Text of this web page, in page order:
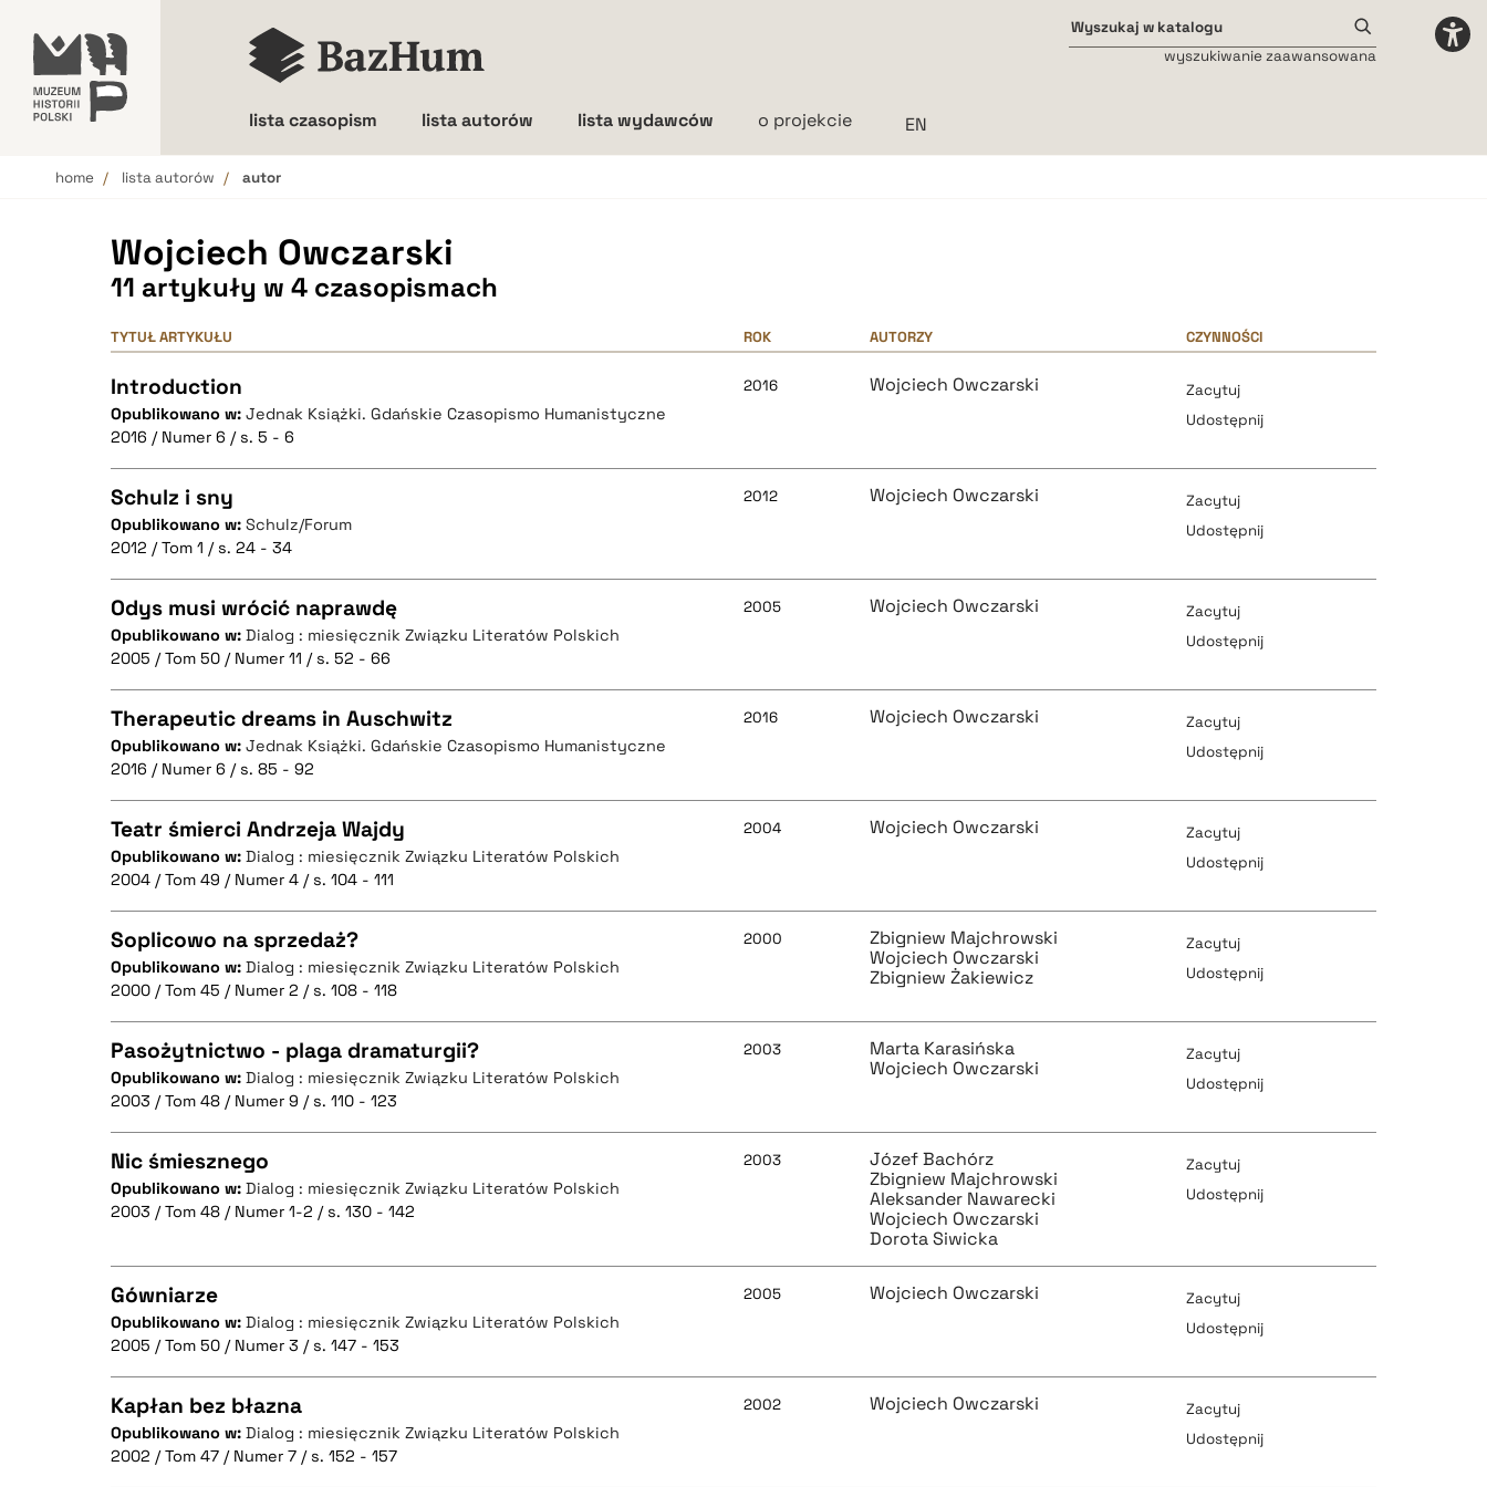
lista czasopism lista autorów lista wydawców o projekcie
wyszukiwanie zaawansowana
home lista autorów autor
Wojciech Owczarski
11 artykuły w 4 czasopismach
TYTUŁ ARTYKUŁU ROK AUTORZY CZYNNOŚCI
Introduction
Opublikowano w: Jednak Książki. Gdańskie Czasopismo Humanistyczne
2016 / Numer 6 / s. 5 - 6
2016 Wojciech Owczarski
Zacytuj
Udostępnij
CZYSTY TEKST
pobierz cytat
BIBTEX
pobierz cytat
Schulz i sny
Opublikowano w: Schulz/Forum
2012 / Tom 1 / s. 24 - 34
2012 Wojciech Owczarski
Zacytuj
Udostępnij
CZYSTY TEKST
pobierz cytat
BIBTEX
pobierz cytat
Odys musi wrócić naprawdę
Opublikowano w: Dialog : miesięcznik Związku Literatów Polskich
2005 / Tom 50 / Numer 11 / s. 52 - 66
2005 Wojciech Owczarski
Zacytuj
Udostępnij
CZYSTY TEKST
pobierz cytat
BIBTEX
pobierz cytat
Therapeutic dreams in Auschwitz
Opublikowano w: Jednak Książki. Gdańskie Czasopismo Humanistyczne
2016 / Numer 6 / s. 85 - 92
2016 Wojciech Owczarski
Zacytuj
Udostępnij
CZYSTY TEKST
pobierz cytat
BIBTEX
pobierz cytat
Teatr śmierci Andrzeja Wajdy
Opublikowano w: Dialog : miesięcznik Związku Literatów Polskich
2004 / Tom 49 / Numer 4 / s. 104 - 111
2004 Wojciech Owczarski
Zacytuj
Udostępnij
CZYSTY TEKST
pobierz cytat
BIBTEX
pobierz cytat
Soplicowo na sprzedaż?
Opublikowano w: Dialog : miesięcznik Związku Literatów Polskich
2000 / Tom 45 / Numer 2 / s. 108 - 118
2000
Zbigniew Majchrowski
Wojciech Owczarski
Zbigniew Żakiewicz
Zacytuj
Udostępnij
CZYSTY TEKST
pobierz cytat
BIBTEX
pobierz cytat
Pasożytnictwo - plaga dramaturgii?
Opublikowano w: Dialog : miesięcznik Związku Literatów Polskich
2003 / Tom 48 / Numer 9 / s. 110 - 123
2003
Marta Karasińska
Wojciech Owczarski
Zacytuj
Udostępnij
CZYSTY TEKST
pobierz cytat
BIBTEX
pobierz cytat
Nic śmiesznego
Opublikowano w: Dialog : miesięcznik Związku Literatów Polskich
2003 / Tom 48 / Numer 1-2 / s. 130 - 142
2003
Józef Bachórz
Zbigniew Majchrowski
Aleksander Nawarecki
Wojciech Owczarski
Dorota Siwicka
Zacytuj
Udostępnij
CZYSTY TEKST
pobierz cytat
BIBTEX
Gówniarze
Opublikowano w: Dialog : miesięcznik Związku Literatów Polskich
2005 / Tom 50 / Numer 3 / s. 147 - 153
2005 Wojciech Owczarski
Zacytuj
Udostępnij
CZYSTY TEKST
Kapłan bez błazna
Opublikowano w: Dialog : miesięcznik Związku Literatów Polskich
2002 / Tom 47 / Numer 7 / s. 152 - 157
2002 Wojciech Owczarski
Zacytuj
Udostępnij